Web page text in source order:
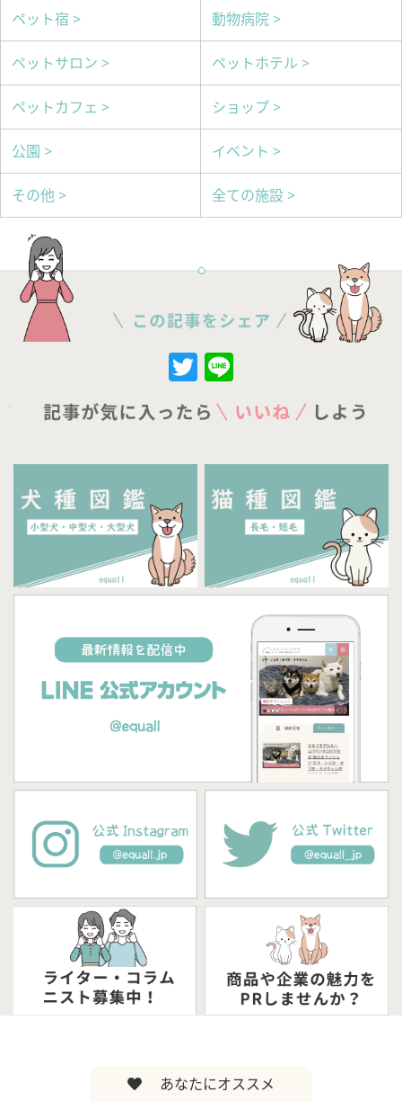
ペット宿 > 動物病院 >
ペットサロン > ペットホテル >
ペットカフェ > ショップ >
公園 > イベント >
その他 > 全ての施設 >
Twitter
あなたにオススメ